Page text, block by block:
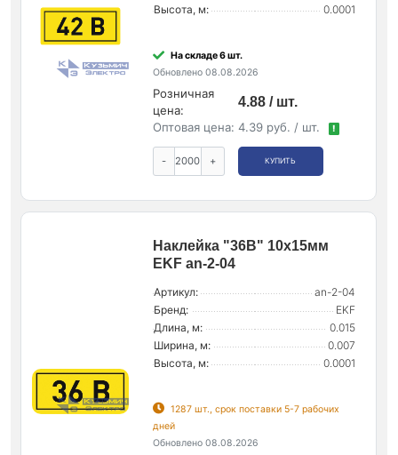
Высота, м:
0.0001
На складе 6 шт.
Обновлено 08.08.2026
Розничная
цена:
4.88 / шт.
Оптовая цена: 4.39 руб. / шт. !
- + КУПИТЬ
Наклейка "36В" 10х15мм
EKF an-2-04
Артикул:
an-2-04
Бренд:
EKF
Длина, м:
0.015
Ширина, м:
0.007
Высота, м:
0.0001
1287 шт., срок поставки 5-7 рабочих
дней
Обновлено 08.08.2026